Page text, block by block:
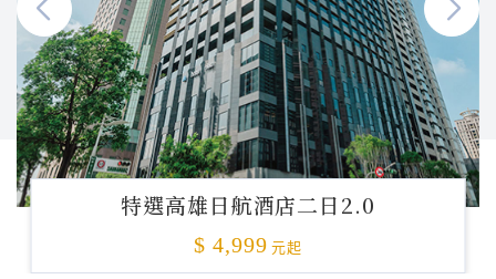
特選高雄日航酒店二日2.0
$ 4,999 元起